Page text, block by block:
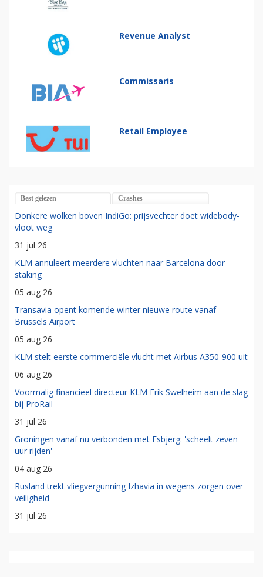
Revenue Analyst
Commissaris
Retail Employee
Best gelezen Crashes
Donkere wolken boven IndiGo: prijsvechter doet widebody-
vloot weg
31 jul 26
KLM annuleert meerdere vluchten naar Barcelona door
staking
05 aug 26
Transavia opent komende winter nieuwe route vanaf
Brussels Airport
05 aug 26
KLM stelt eerste commerciële vlucht met Airbus A350-900 uit
06 aug 26
Voormalig financieel directeur KLM Erik Swelheim aan de slag
bij ProRail
31 jul 26
Groningen vanaf nu verbonden met Esbjerg: 'scheelt zeven
uur rijden'
04 aug 26
Rusland trekt vliegvergunning Izhavia in wegens zorgen over
veiligheid
31 jul 26